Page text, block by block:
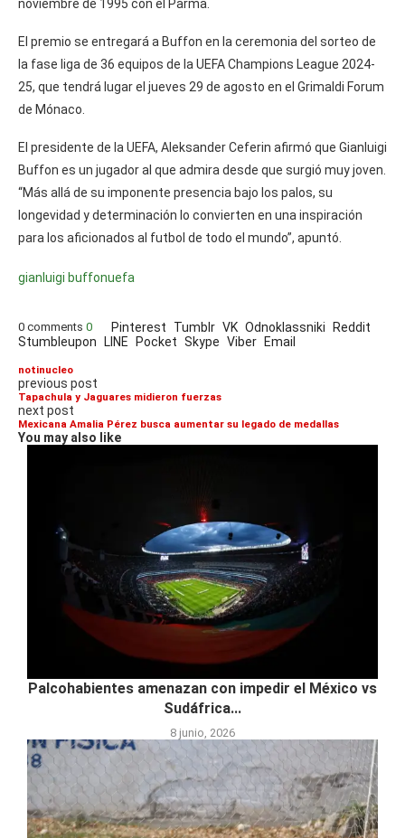
noviembre de 1995 con el Parma.
El premio se entregará a Buffon en la ceremonia del sorteo de
la fase liga de 36 equipos de la UEFA Champions League 2024-
25, que tendrá lugar el jueves 29 de agosto en el Grimaldi Forum
de Mónaco.
El presidente de la UEFA, Aleksander Ceferin afirmó que Gianluigi
Buffon es un jugador al que admira desde que surgió muy joven.
“Más allá de su imponente presencia bajo los palos, su
longevidad y determinación lo convierten en una inspiración
para los aficionados al futbol de todo el mundo”, apuntó.
gianluigi buffonuefa
0 comments 0 Pinterest Tumblr VK Odnoklassniki
Reddit
Stumbleupon
LINE Pocket Skype Viber Email
notinucleo
previous post
Tapachula y Jaguares midieron fuerzas
next post
Mexicana Amalia Pérez busca aumentar su legado de medallas
You may also like
Palcohabientes amenazan con impedir el México vs
Sudáfrica...
8 junio, 2026